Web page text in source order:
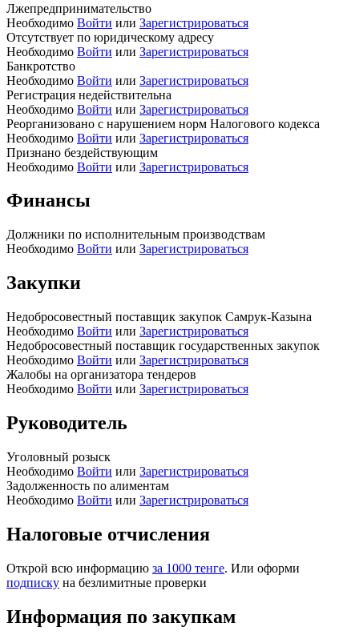
Лжепредпринимательство
Необходимо Войти или Зарегистрироваться
Отсутствует по юридическому адресу
Необходимо Войти или Зарегистрироваться
Банкротство
Необходимо Войти или Зарегистрироваться
Регистрация недействительна
Необходимо Войти или Зарегистрироваться
Реорганизовано с нарушением норм Налогового кодекса
Необходимо Войти или Зарегистрироваться
Признано бездействующим
Необходимо Войти или Зарегистрироваться
Финансы
Должники по исполнительным производствам
Необходимо Войти или Зарегистрироваться
Закупки
Недобросовестный поставщик закупок Самрук-Казына
Необходимо Войти или Зарегистрироваться
Недобросовестный поставщик государственных закупок
Необходимо Войти или Зарегистрироваться
Жалобы на организатора тендеров
Необходимо Войти или Зарегистрироваться
Руководитель
Уголовный розыск
Необходимо Войти или Зарегистрироваться
Задолженность по алиментам
Необходимо Войти или Зарегистрироваться
Налоговые отчисления
Открой всю информацию за 1000 тенге. Или оформи
подписку на безлимитные проверки
Информация по закупкам